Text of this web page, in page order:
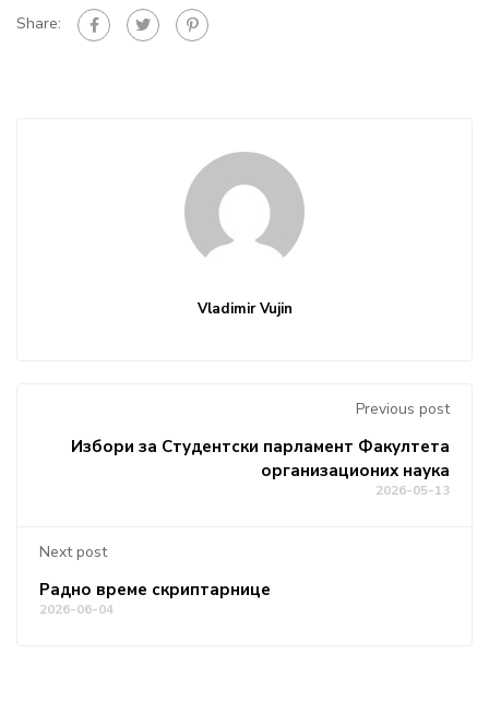
Share:
Vladimir Vujin
Previous post
Избори за Студентски парламент Факултета
организационих наука
2026-05-13
Next post
Радно време скриптарнице
2026-06-04